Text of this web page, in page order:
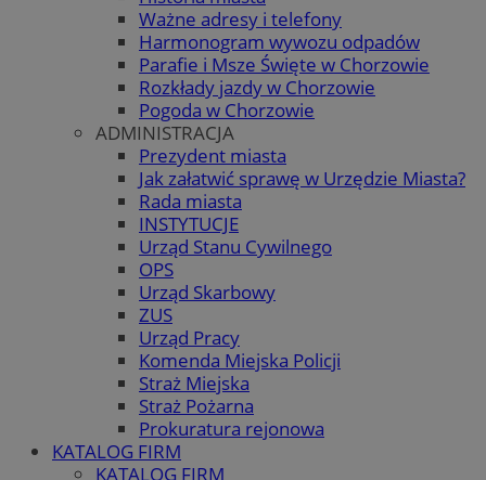
Ważne adresy i telefony
Harmonogram wywozu odpadów
Parafie i Msze Święte w Chorzowie
Rozkłady jazdy w Chorzowie
Pogoda w Chorzowie
ADMINISTRACJA
Prezydent miasta
Jak załatwić sprawę w Urzędzie Miasta?
Rada miasta
INSTYTUCJE
Urząd Stanu Cywilnego
OPS
Urząd Skarbowy
ZUS
Urząd Pracy
Komenda Miejska Policji
Straż Miejska
Straż Pożarna
Prokuratura rejonowa
KATALOG FIRM
KATALOG FIRM